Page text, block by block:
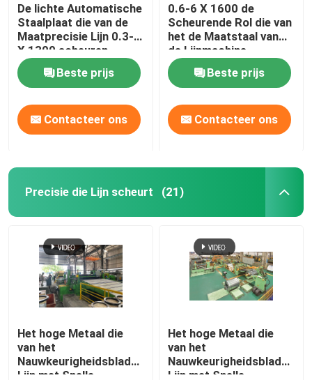
De lichte Automatische
Staalplaat die van de
Maatprecisie Lijn 0.3-3
X 1300 scheuren
Beste prijs
Contacteer ons
0.6-6 X 1600 de
Scheurende Rol die van
het de Maatstaal van
de Lijnmachine
Middelgrote Lijn
scheurenBeste prijs
Contacteer ons
Precisie die Lijn scheurt (21)
Het hoge Metaal die
van het
Nauwkeurigheidsblad
Lijn met Snelle
Het hoge Metaal die
van het
Nauwkeurigheidsblad
Lijn met Snelle